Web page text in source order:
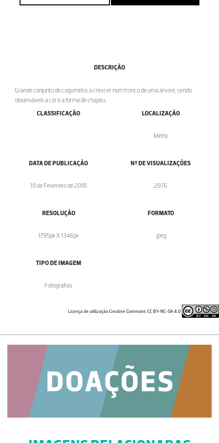
DESCRIÇÃO
Grande conjunto de cogumelos a crescer num tronco de uma árvore, sendo
observáveis a cor e a forma de chapéu.
CLASSIFICAÇÃO
LOCALIZAÇÃO
Minho
DATA DE PUBLICAÇÃO
19 de Fevereiro de 2018
Nº DE VISUALIZAÇÕES
2976
RESOLUÇÃO
1795px X 1346px
FORMATO
.jpeg
TIPO DE IMAGEM
Fotografias
Licença de utilização Creative Commons CC BY-NC-SA 4.0